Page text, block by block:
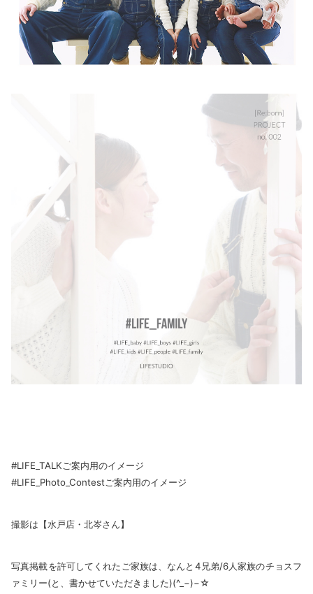
#LIFE_TALKご案内用のイメージ
#LIFE_Photo_Contestご案内用のイメージ
撮影は【水戸店・北岑さん】
写真掲載を許可してくれたご家族は、なんと4兄弟/6人家族のチョスフ
ァミリー(と、書かせていただきました)(^_−)−☆